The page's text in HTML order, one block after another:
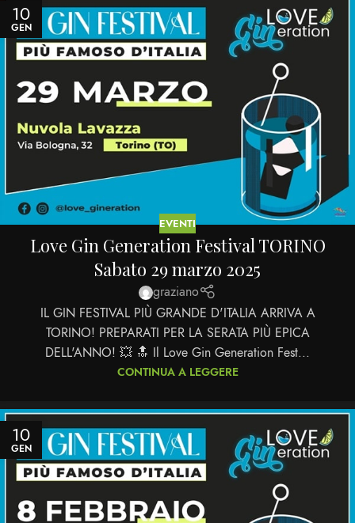
10
GEN
EVENTI
Love Gin Generation Festival TORINO
Sabato 29 marzo 2025
graziano
IL GIN FESTIVAL PIÙ GRANDE D'ITALIA ARRIVA A
TORINO! PREPARATI PER LA SERATA PIÙ EPICA
DELL'ANNO! 💥 🔝 Il Love Gin Generation Fest...
CONTINUA A LEGGERE
10
GEN